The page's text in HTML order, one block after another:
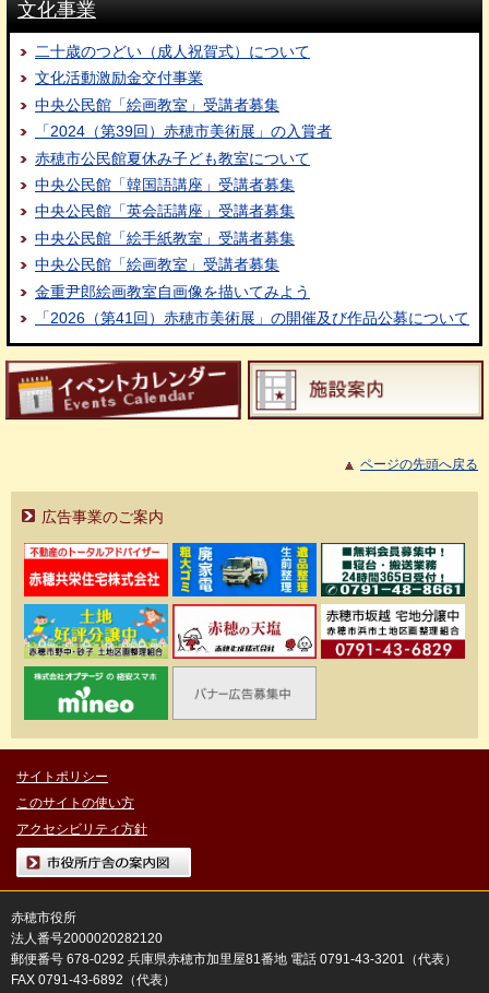
文化事業
二十歳のつどい（成人祝賀式）について
文化活動激励金交付事業
中央公民館「絵画教室」受講者募集
「2024（第39回）赤穂市美術展」の入賞者
赤穂市公民館夏休み子ども教室について
中央公民館「韓国語講座」受講者募集
中央公民館「英会話講座」受講者募集
中央公民館「絵手紙教室」受講者募集
中央公民館「絵画教室」受講者募集
金重尹郎絵画教室自画像を描いてみよう
「2026（第41回）赤穂市美術展」の開催及び作品公募について
ページの先頭へ戻る
広告事業のご案内
サイトポリシー
このサイトの使い方
アクセシビリティ方針
市役所庁舎の案内図
赤穂市役所
法人番号2000020282120
郵便番号 678-0292 兵庫県赤穂市加里屋81番地 電話 0791-43-3201（代表）
FAX 0791-43-6892（代表）